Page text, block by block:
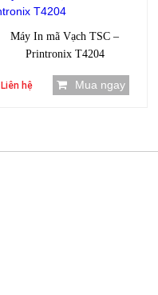
Máy In mã Vạch TSC –
Printronix T4204
Liên hệ Mua ngay